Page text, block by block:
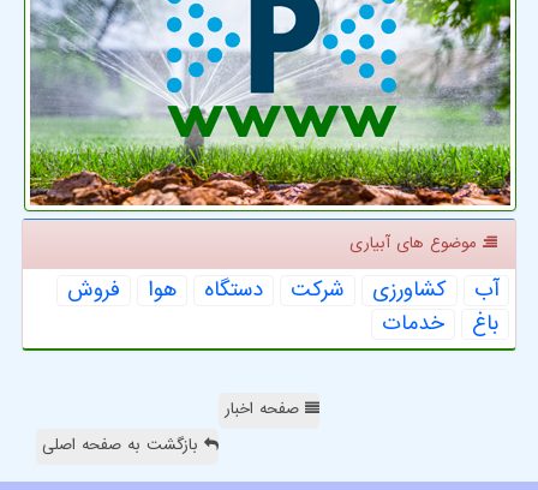
موضوع های آبیاری
آب كشاورزی شركت دستگاه هوا
فروش
باغ
خدمات
صفحه اخبار
بازگشت به صفحه اصلی